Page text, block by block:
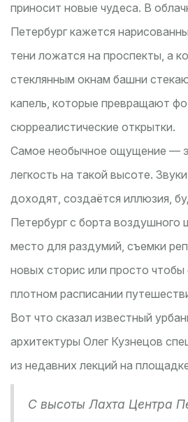
приносит новые чудеса. В
Петербург кажется
тени ложатся на проспекты, а
стеклянным окнам башни
капель, которые превращают
сюрреалистические открытки.
Самое необычное ощущение —
легкость на такой высоте.
доходят, создаётся иллюзия,
Петербург с борта воздушного
место для раздумий, съемки
новых сторис или просто чтобы
плотном расписании
Вот что сказал известный
архитектуры Олег Кузнецов
из недавних лекций на
С высоты Лахта Центра